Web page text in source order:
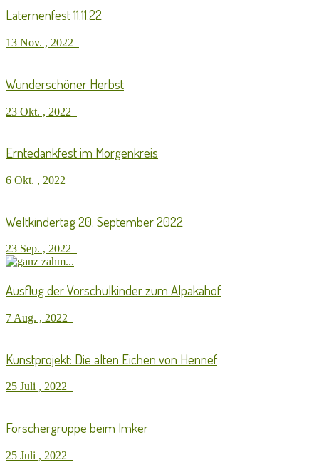
Laternenfest 11.11.22
13 Nov. , 2022
Wunderschöner Herbst
23 Okt. , 2022
Erntedankfest im Morgenkreis
6 Okt. , 2022
Weltkindertag 20. September 2022
23 Sep. , 2022
Ausflug der Vorschulkinder zum Alpakahof
7 Aug. , 2022
Kunstprojekt: Die alten Eichen von Hennef
25 Juli , 2022
Forschergruppe beim Imker
25 Juli , 2022